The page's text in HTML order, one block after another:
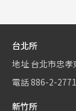
台北所
地址 台北市忠孝
電話886-2-
新竹所